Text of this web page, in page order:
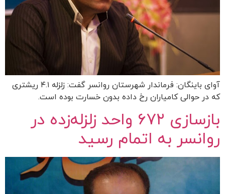
آوای باینگان: فرماندار شهرستان روانسر گفت: زلزله ۴.۱ ریشتری
که در حوالی کامیاران رخ داده بدون خسارت بوده است.
بازسازی ۶۷۲ واحد زلزله‌زده در
روانسر به اتمام رسید